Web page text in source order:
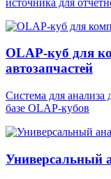
OLAP-куб для
автозапчастей
Система для
базе OLAP-кубов
Универсальный